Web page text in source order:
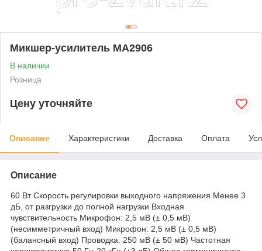
Микшер-усилитель MA2906
В наличии
Розница
Цену уточняйте
Описание Характеристики Доставка Оплата
Описание
60 Вт Скорость регулировки выходного напряжения Менее 3
дБ, от разгрузки до полной нагрузки Входная
чувствительность Микрофон: 2,5 мВ (± 0,5 мВ)
(несимметричный вход) Микрофон: 2,5 мВ (± 0,5 мВ)
(балансный вход) Проводка: 250 мВ (± 50 мВ) Частотная